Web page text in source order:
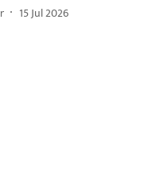
15 Jul 2026